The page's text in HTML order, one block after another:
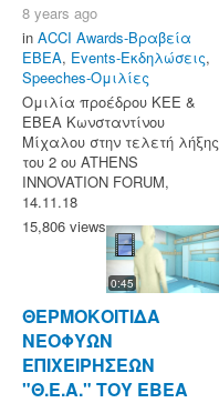
8 years ago
in ACCI Awards-Βραβεία
ΕΒΕΑ, Events-Εκδηλώσεις,
Speeches-Ομιλίες
Ομιλία προέδρου ΚΕΕ &
ΕΒΕΑ Κωνσταντίνου
Μίχαλου στην τελετή λήξης
του 2 ου ATHENS
INNOVATION FORUM,
14.11.18
15,806 views
0:45
ΘΕΡΜΟΚΟΙΤΙΔΑ
ΝΕΟΦΥΩΝ
ΕΠΙΧΕΙΡΗΣΕΩΝ
"Θ.Ε.Α." ΤΟΥ ΕΒΕΑ